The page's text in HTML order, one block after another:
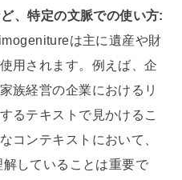
、特定の文脈での使い方:
は主に遺産や財
用されます。例えば、企
族経営の企業におけるリ
るテキストで見かけるこ
コンテキストにおいて、
していることは重要で